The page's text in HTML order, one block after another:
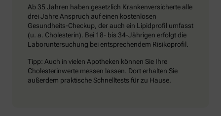
Ab 35 Jahren haben gesetzlich Krankenversicherte alle
drei Jahre Anspruch auf einen kostenlosen
Gesundheits-Checkup, der auch ein Lipidprofil umfasst
(u. a. Cholesterin). Bei 18- bis 34-Jährigen erfolgt die
Laboruntersuchung bei entsprechendem Risikoprofil.
Tipp: Auch in vielen Apotheken können Sie Ihre
Cholesterinwerte messen lassen. Dort erhalten Sie
außerdem praktische Schnelltests für zu Hause.